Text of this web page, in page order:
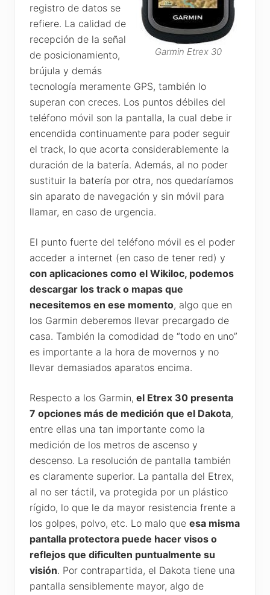
Garmin Etrex 30
registro de datos se
refiere. La calidad de
recepción de la señal
de posicionamiento,
brújula y demás
tecnología meramente GPS, también lo
superan con creces. Los puntos débiles del
teléfono móvil son la pantalla, la cual debe ir
encendida continuamente para poder seguir
el track, lo que acorta considerablemente la
duración de la batería. Además, al no poder
sustituir la batería por otra, nos quedaríamos
sin aparato de navegación y sin móvil para
llamar, en caso de urgencia.
El punto fuerte del teléfono móvil es el poder
acceder a internet (en caso de tener red) y
con aplicaciones como el Wikiloc, podemos
descargar los track o mapas que
necesitemos en ese momento, algo que en
los Garmin deberemos llevar precargado de
casa. También la comodidad de “todo en uno”
es importante a la hora de movernos y no
llevar demasiados aparatos encima.
Respecto a los Garmin, el Etrex 30 presenta
7 opciones más de medición que el Dakota,
entre ellas una tan importante como la
medición de los metros de ascenso y
descenso. La resolución de pantalla también
es claramente superior. La pantalla del Etrex,
al no ser táctil, va protegida por un plástico
rígido, lo que le da mayor resistencia frente a
los golpes, polvo, etc. Lo malo que esa misma
pantalla protectora puede hacer visos o
reflejos que dificulten puntualmente su
visión. Por contrapartida, el Dakota tiene una
pantalla sensiblemente mayor, algo de